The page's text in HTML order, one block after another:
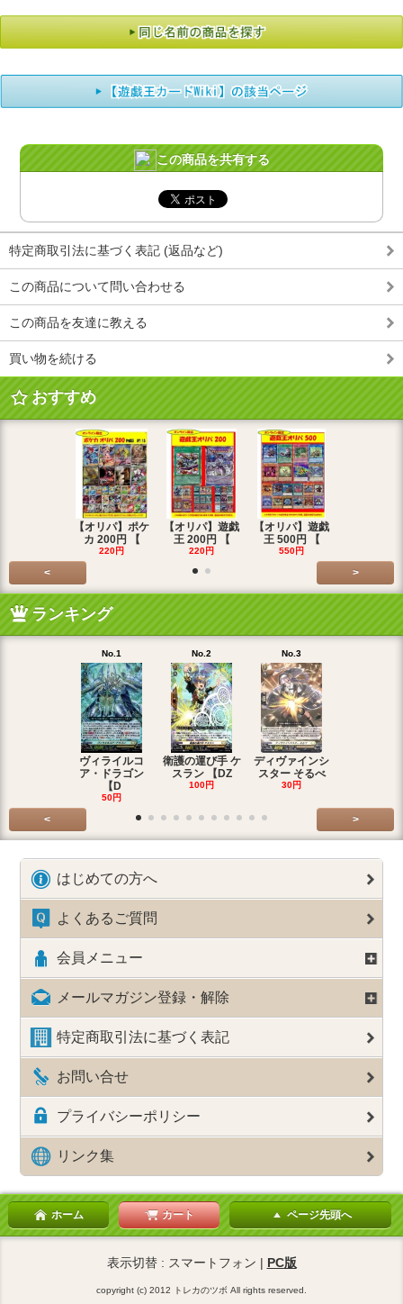
この商品を共有する
特定商取引法に基づく表記 (返品など)
この商品について問い合わせる
この商品を友達に教える
買い物を続ける
おすすめ
【オリパ】ポケ
カ 200円 【
220円
【オリパ】遊戯
王 200円 【
220円
【オリパ】遊戯
王 500円 【
550円
< >
ランキング
No.1
ヴィライルコ
ア・ドラゴン
【D
50円
No.2
衛護の運び手 ケ
スラン 【DZ
100円
No.3
ディヴァインシ
スター そるべ
30円
< >
はじめての方へ
よくあるご質問
会員メニュー
メールマガジン登録・解除
特定商取引法に基づく表記
お問い合せ
プライバシーポリシー
リンク集
ホーム カート ページ先頭へ
表示切替 : スマートフォン | PC版
copyright (c) 2012 トレカのツボ All rights reserved.